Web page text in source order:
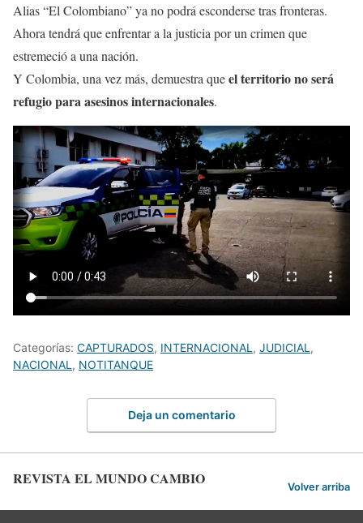
Alias “El Colombiano” ya no podrá esconderse tras fronteras.
Ahora tendrá que enfrentar a la justicia por un crimen que
estremeció a una nación.
Y Colombia, una vez más, demuestra queel territorio no será
refugio para asesinos internacionales.
Categorías: CAPTURADOS, INTERNACIONAL , JUDICIAL ,
NACIONAL , NOTITANQUE
Deja un comentario
REVISTA EL MUNDO CAMBIO Volver arriba